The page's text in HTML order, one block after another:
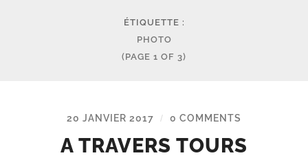
ÉTIQUETTE :
PHOTO
(PAGE 1 OF 3)
20 JANVIER 2017 / 0 COMMENTS
A TRAVERS TOURS